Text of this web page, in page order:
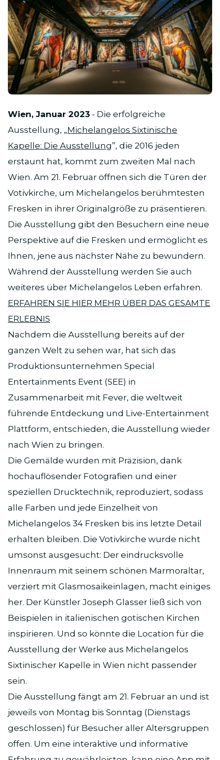
JPG
Wien, Januar 2023 - Die erfolgreiche
Ausstellung, „Michelangelos Sixtinische
Kapelle: Die Ausstellung”, die 2016 jeden
erstaunt hat, kommt zum zweiten Mal nach
Wien. Am 21. Februar öffnen sich die Türen der
Votivkirche, um Michelangelos berühmtesten
Fresken in ihrer Originalgröße zu präsentieren.
Die Ausstellung gibt den Besuchern eine neue
Perspektive auf die Fresken und ermöglicht es
Ihnen, jene aus nächster Nähe zu bewundern.
Während der Ausstellung werden Sie auch
weiteres über Michelangelos Leben erfahren.
ERFAHREN SIE HIER MEHR ÜBER DAS GESAMTE
ERLEBNIS
Nachdem die Ausstellung bereits auf der
ganzen Welt zu sehen war, hat sich das
Produktionsunternehmen Special
Entertainments Event (SEE) in
Zusammenarbeit mit Fever, die weltweit
führende Entdeckung und Live-Entertainment
Plattform, entschieden, die Ausstellung wieder
nach Wien zu bringen.
Die Gemälde wurden mit Präzision, dank
hochauflösender Fotografien und einer
speziellen Drucktechnik, reproduziert, sodass
alle Farben und jede Einzelheit von
Michelangelos 34 Fresken bis ins letzte Detail
erhalten bleiben. Die Votivkirche wurde nicht
umsonst ausgesucht: Der eindrucksvolle
Innenraum mit seinem schönen Marmoraltar,
verziert mit Glasmosaikeinlagen, macht einiges
her. Der Künstler Joseph Glasser ließ sich von
Beispielen in italienischen gotischen Kirchen
inspirieren. Und so könnte die Location für die
Ausstellung der Werke aus Michelangelos
Sixtinischer Kapelle in Wien nicht passender
sein.
Die Ausstellung fängt am 21. Februar an und ist
jeweils von Montag bis Sonntag (Dienstags
geschlossen) für Besucher aller Altersgruppen
offen. Um eine interaktive und informative